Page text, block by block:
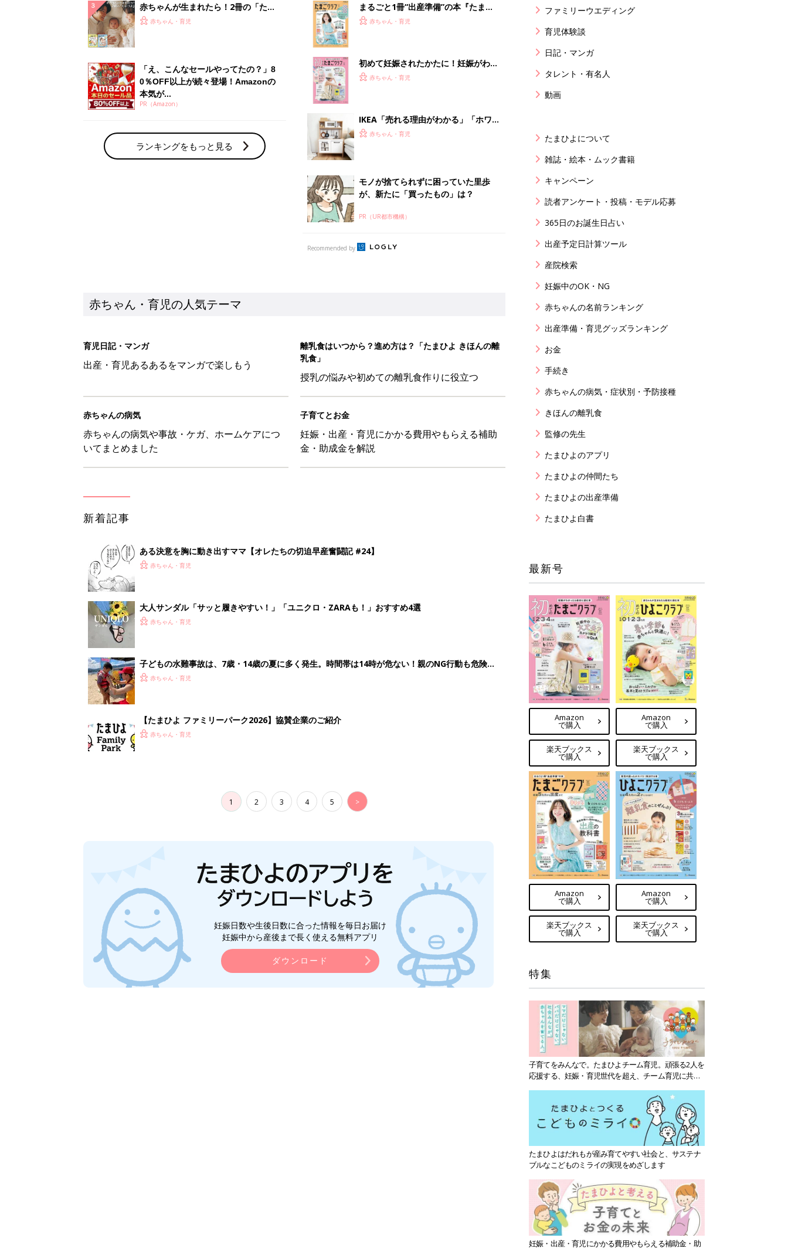
赤ちゃんが生まれたら！2冊の「たま
ひよ」
赤ちゃん・育児
「え、こんなセールやってたの？」8
0％OFF以上が続々登場！Amazonの
本気が...
PR（Amazon）
ランキングをもっと見る
まるごと1冊“出産準備”の本『たまご
クラブ 夏号』〈スペシャル大特集〉
赤ちゃん・育児
初めて妊娠されたかたに！妊娠がわか
ったら最初に読む本『初めてのたまご
赤ちゃん・育児
IKEA「売れる理由がわかる」「ホワイ
トのキッチンが可愛い」絶対欲しい！
赤ちゃん・育児
モノが捨てられずに困っていた里歩
が、新たに「買ったもの」は？
PR（UR都市機構）
Recommended by
赤ちゃん・育児の人気テーマ
育児日記・マンガ
出産・育児あるあるをマンガで楽しもう
離乳食はいつから？進め方は？「たまひよ きほんの離
乳食」
授乳の悩みや初めての離乳食作りに役立つ
赤ちゃんの病気
赤ちゃんの病気や事故・ケガ、ホームケアにつ
いてまとめました
子育てとお金
妊娠・出産・育児にかかる費用やもらえる補助
金・助成金を解説
新着記事
ある決意を胸に動き出すママ【オレたちの切迫早産奮闘記 #24】
赤ちゃん・育児
大人サンダル「サッと履きやすい！」「ユニクロ・ZARAも！」おすすめ4選
赤ちゃん・育児
子どもの水難事故は、7歳・14歳の夏に多く発生。時間帯は14時が危ない！親のNG行動も危険を
まねく【専門家】
赤ちゃん・育児
【たまひよ ファミリーパーク2026】協賛企業のご紹介
赤ちゃん・育児
1 2 3 4 5 >
妊娠日数や生後日数に合った情報を毎日お届け
妊娠中から産後まで長く使える無料アプリ
ダウンロード
ファミリーウエディング
育児体験談
日記・マンガ
タレント・有名人
動画
たまひよについて
雑誌・絵本・ムック書籍
キャンペーン
読者アンケート・投稿・モデル応募
365日のお誕生日占い
出産予定日計算ツール
産院検索
妊娠中のOK・NG
赤ちゃんの名前ランキング
出産準備・育児グッズランキング
お金
手続き
赤ちゃんの病気・症状別・予防接種
きほんの離乳食
監修の先生
たまひよのアプリ
たまひよの仲間たち
たまひよの出産準備
たまひよ白書
最新号
Amazon
で購入
楽天ブックス
で購入
Amazon
で購入
楽天ブックス
で購入
Amazon
で購入
楽天ブックス
で購入
Amazon
で購入
楽天ブックス
で購入
特集
子育てをみんなで。たまひよチーム育児。頑張る2人を
応援する、妊娠・育児世代を超え、チーム育児に共感
たまひよはだれもが産み育てやすい社会と、サステナ
ブルなこどものミライの実現をめざします
妊娠・出産・育児にかかる費用やもらえる補助金・助